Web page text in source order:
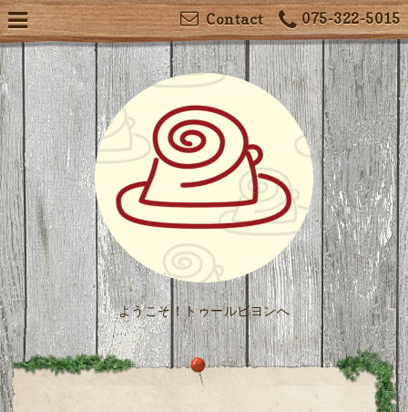
075-322-5015
Contact
ようこそ！トゥールビヨンへ